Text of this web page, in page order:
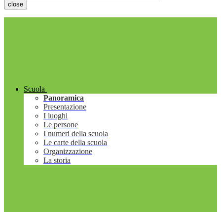
close
Scuola
Panoramica
Presentazione
I luoghi
Le persone
I numeri della scuola
Le carte della scuola
Organizzazione
La storia